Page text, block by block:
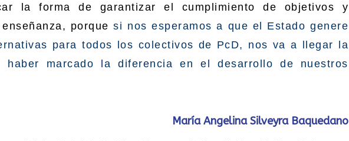
la forma de garantizar el cumplimiento de objetivos y
porquesi nos esperamos a que el Estado genere
para todos los colectivos de PcD, nos va a llegar la
haber marcado la diferencia en el desarrollo de nuestros
María Angelina Silveyra Baquedano